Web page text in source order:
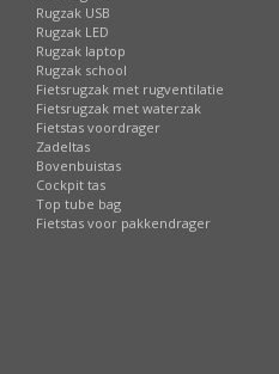
Rugzak USB
Rugzak LED
Rugzak laptop
Rugzak school
Fietsrugzak met rugventilatie
Fietsrugzak met waterzak
Fietstas voordrager
Zadeltas
Bovenbuistas
Cockpit tas
Top tube bag
Fietstas voor pakkendrager